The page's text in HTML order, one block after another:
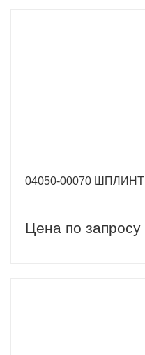
04050-00070 ШПЛИНТ
Цена по запросу